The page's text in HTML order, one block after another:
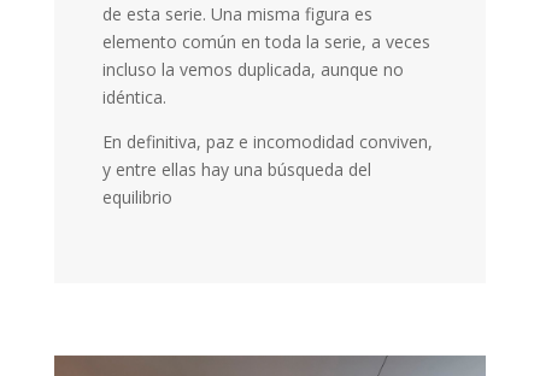
de esta serie. Una misma figura es
elemento común en toda la serie, a veces
incluso la vemos duplicada, aunque no
idéntica.
En definitiva, paz e incomodidad conviven,
y entre ellas hay una búsqueda del
equilibrio